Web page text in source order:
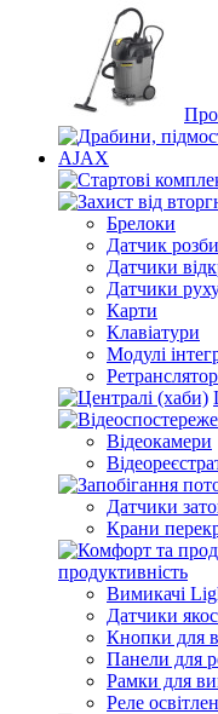
AJAX
Брелоки
Датчик
Датчики
Датчики
Карти
Клавіатури
Модулі
Відеокамери
Датчики
Крани
продуктивність
Вимикачі
Датчики
Кнопки для
Панели для
Рамки для
Реле